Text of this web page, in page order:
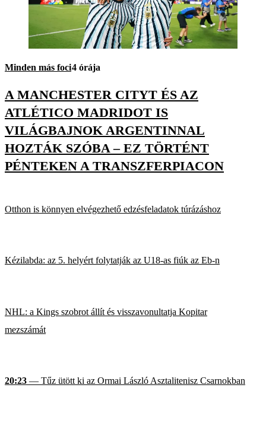
Minden más foci4 órája
A MANCHESTER CITYT ÉS AZ
ATLÉTICO MADRIDOT IS
VILÁGBAJNOK ARGENTINNAL
HOZTÁK SZÓBA – EZ TÖRTÉNT
PÉNTEKEN A TRANSZFERPIACON
Otthon is könnyen elvégezhető edzésfeladatok túrázáshoz
Kézilabda: az 5. helyért folytatják az U18-as fiúk az Eb-n
NHL: a Kings szobrot állít és visszavonultatja Kopitar
mezszámát
20:23 — Tűz ütött ki az Ormai László Asztalitenisz Csarnokban